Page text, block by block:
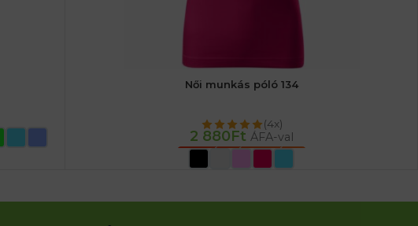
Női munkás póló 134
(4x)
2 880Ft ÁFA-val
OPCIÓK VÁLASZTÁSA